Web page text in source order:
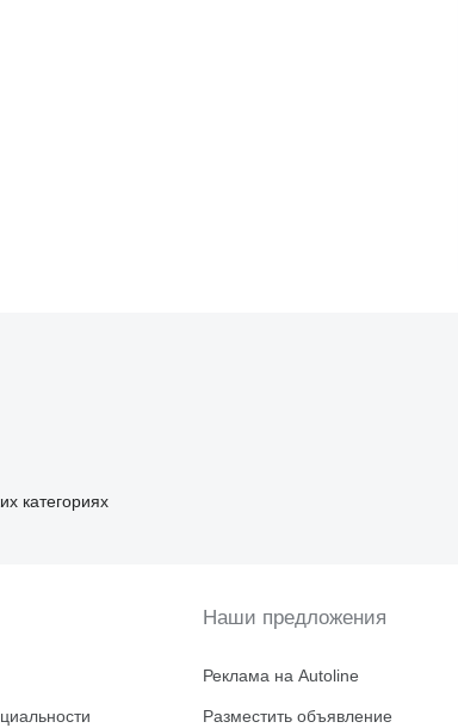
категориях
Наши предложения
Реклама на Autoline
Разместить объявление